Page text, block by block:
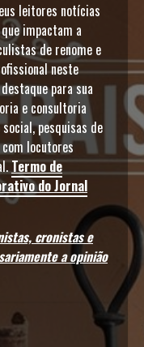
leitores notícias
impactam a
de renome e
neste
para sua
e consultoria
pesquisas de
locutores
Termo de
do Jornal
cronistas e
a opinião